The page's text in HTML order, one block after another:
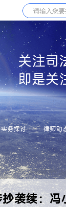
关注司
即是关
实务探讨 律师动
袭续：